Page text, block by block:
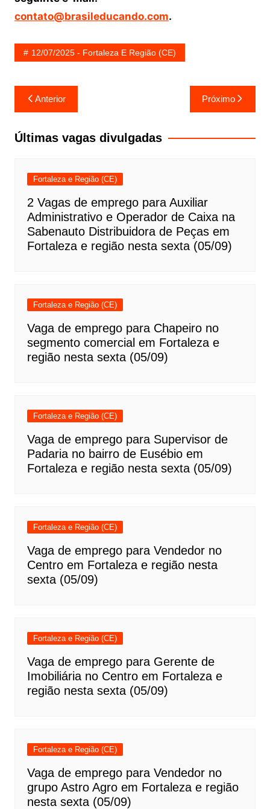
contato@brasileducando.com.
12/07/2025 - Fortaleza E Região (CE)
Navegação
de
Post
Anterior Próximo
Últimas vagas divulgadas
Fortaleza e Região (CE)
2 Vagas de emprego para Auxiliar
Administrativo e Operador de Caixa na
Sabenauto Distribuidora de Peças em
Fortaleza e região nesta sexta (05/09)
Fortaleza e Região (CE)
Vaga de emprego para Chapeiro no
segmento comercial em Fortaleza e
região nesta sexta (05/09)
Fortaleza e Região (CE)
Vaga de emprego para Supervisor de
Padaria no bairro de Eusébio em
Fortaleza e região nesta sexta (05/09)
Fortaleza e Região (CE)
Vaga de emprego para Vendedor no
Centro em Fortaleza e região nesta
sexta (05/09)
Fortaleza e Região (CE)
Vaga de emprego para Gerente de
Imobiliária no Centro em Fortaleza e
região nesta sexta (05/09)
Fortaleza e Região (CE)
Vaga de emprego para Vendedor no
grupo Astro Agro em Fortaleza e região
nesta sexta (05/09)